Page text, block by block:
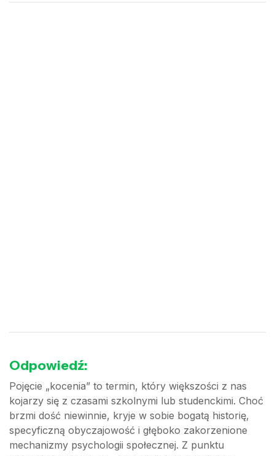
Odpowiedź:
Pojęcie „kocenia” to termin, który większości z nas
kojarzy się z czasami szkolnymi lub studenckimi. Choć
brzmi dość niewinnie, kryje w sobie bogatą historię,
specyficzną obyczajowość i głęboko zakorzenione
mechanizmy psychologii społecznej. Z punktu